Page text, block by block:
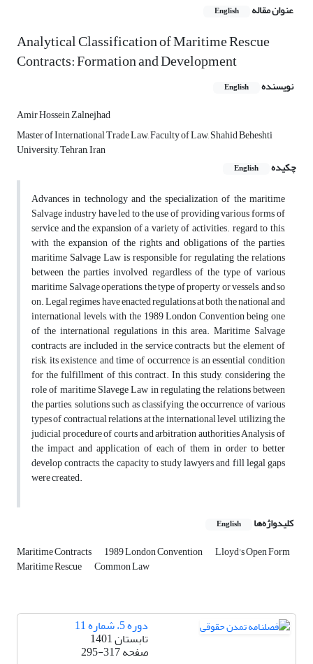
عنوان مقاله English
Analytical Classification of Maritime Rescue
Contracts: Formation and Development
نویسنده English
Amir Hossein Zalnejhad
Master of International Trade Law, Faculty of Law, Shahid Beheshti
University, Tehran, Iran
چکیده
English
Advances in technology and the specialization of the maritime
Salvage industry have led to the use of providing various forms of
service and the expansion of a variety of activities. regard to this,
with the expansion of the rights and obligations of the parties,
maritime Salvage Law is responsible for regulating the relations
between the parties involved, regardless of the type of various
maritime Salvage operations, the type of property or vessels, and so
on. Legal regimes have enacted regulations at both the national and
international levels, with the 1989 London Convention being one
of the international regulations in this area. Maritime Salvage
contracts are included in the service contracts, but the element of
risk, its existence, and time of occurrence is an essential condition
for the fulfillment of this contract. In this study, considering the
role of maritime Slavege Law in regulating the relations between
the parties, solutions such as classifying the occurrence of various
types of contractual relations at the international level, utilizing the
judicial procedure of courts and arbitration authorities Analysis of
the impact and application of each of them in order to better
develop contracts, the capacity to study lawyers and fill legal gaps
were created.
کلیدواژه‌ها English
Maritime Contracts 1989 London Convention Lloyd's Open Form
Maritime Rescue Common Law
دوره 5، شماره 11
تابستان 1401
صفحه295-317